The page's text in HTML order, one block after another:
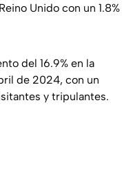
Unido con un 1.8%
del 16.9% en la
de 2024, con un
y tripulantes.